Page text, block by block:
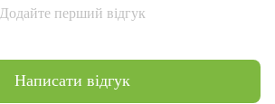
Додайте перший відгук
Написати відгук